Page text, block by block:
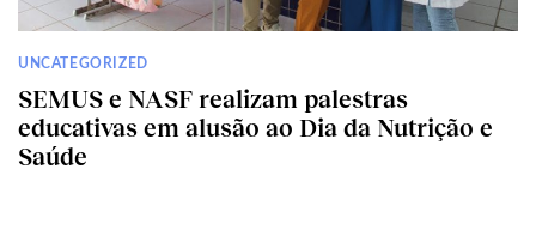
UNCATEGORIZED
SEMUS e NASF realizam palestras
educativas em alusão ao Dia da Nutrição e
Saúde